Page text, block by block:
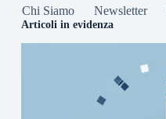
Chi Siamo Newsletter
Articoli in evidenza